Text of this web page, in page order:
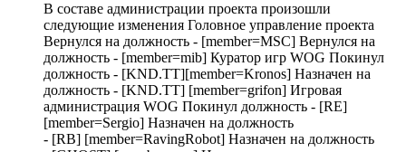
В составе администрации проекта произошли
следующие изменения Головное управление проекта
Вернулся на должность - [member=MSC] Вернулся на
должность - [member=mib] Куратор игр WOG Покинул
должность - [KND.TT][member=Kronos] Назначен на
должность - [KND.TT] [member=grifon] Игровая
администрация WOG Покинул должность - [RE]
[member=Sergio] Назначен на должность
- [RB] [member=RavingRobot] Назначен на должность